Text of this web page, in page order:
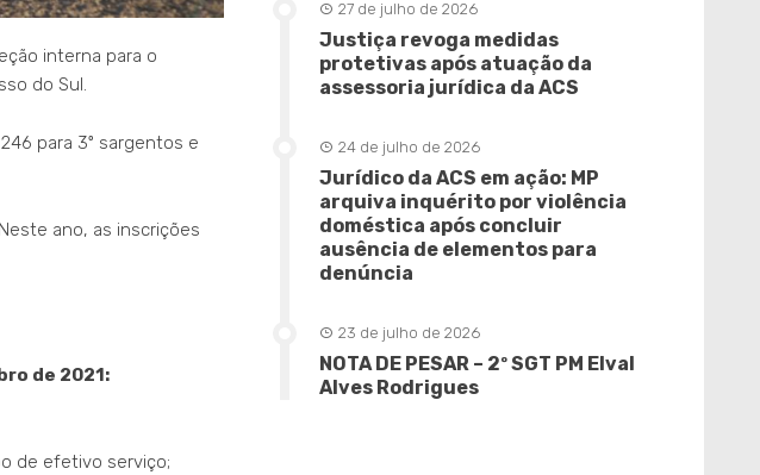
interna para o
do Sul.
para 3º sargentos e
ano, as inscrições
de 2021:
de efetivo serviço;
27 de julho de 2026
Justiça revoga medidas
protetivas após atuação da
assessoria jurídica da ACS
24 de julho de 2026
Jurídico da ACS em ação: MP
arquiva inquérito por violência
doméstica após concluir
ausência de elementos para
denúncia
23 de julho de 2026
NOTA DE PESAR – 2º SGT PM Elval
Alves Rodrigues